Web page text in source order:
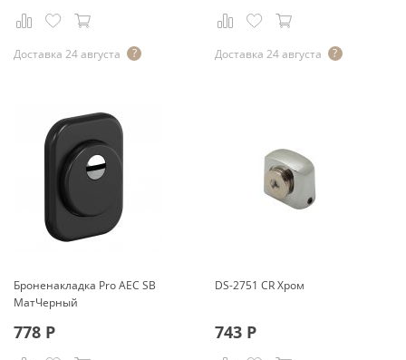
Доставка 24 августа Доставка 24 августа
Броненакладка Pro AEC SB
МатЧерный
778 Р
DS-2751 CR Хром
743Р